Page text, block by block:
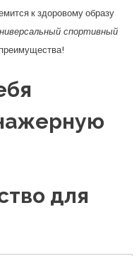
к здоровому образу
спортивный
для